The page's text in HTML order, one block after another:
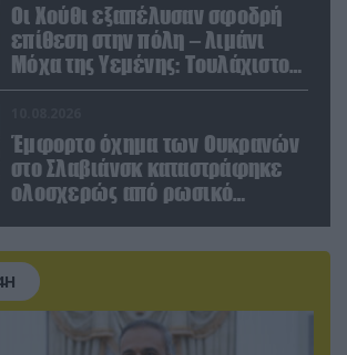
Οι Χούθι εξαπέλυσαν σφοδρή
επίθεση στην πόλη – λιμάνι
Μόχα της Υεμένης: Toυλάχιστον
επτά νεκροί (βίντεο)
Έμφορτο όχημα των Ουκρανών
στο Σλαβιάνσκ καταστράφηκε
ολοσχερώς από ρωσικό